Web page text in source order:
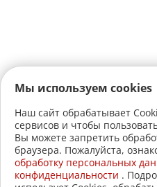
+7 (3822)22-17-60
+7 (3822)21-30-30
2005-2026 © АвтоСтройЛавка.
Мы используем cookies
Наш сайт обрабатывает
сервисов и чтобы
Вы можете запретить
браузера. Пожалуйста,
обработку персональных
конфиденциальности .